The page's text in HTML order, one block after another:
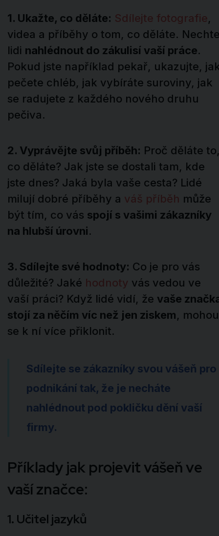
1. Ukažte, co děláte: Sdílejte fotografie,
videa a příběhy o tom, co děláte.
lidi nahlédnout do zákulisí vaší práce.
Pokud jste například pekař, ukazujte,
pečete chléb, jak vybíráte suroviny, jak
se radujete z každého nového druhu
pečiva.
2. Vyprávějte svůj příběh: Proč děláte
co děláte? Jak jste se dostali tam, kde
jste dnes? Jaká byla vaše cesta? Lidé
milují dobré příběhy a váš příběh může
být tím, co vás spojí s vašimi zákazníky
na hlubší úrovni.
3. Sdílejte své hodnoty: Co je pro vás
důležité? Jaké hodnoty vás vedou ve
vaší práci? Když lidé vidí, že vaše
stojí za něčím víc než jen ziskem, mohou
se k ní více přiklonit.
Sdílejte se zákazníky svou vášeň pro
podnikání tak, že je necháte
nahlédnout pod pokličku dění vaší
firmy.
Příklady jak projevit vášeň ve
vaší značce:
1. Učitel jazyků